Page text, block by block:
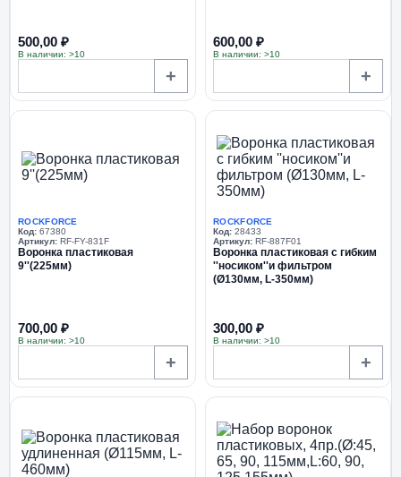
500,00 ₽
В наличии: >10
+
600,00 ₽
В наличии: >10
+
ROCKFORCE
Код: 67380
Артикул: RF-FY-831F
Воронка пластиковая
9''(225мм)
700,00 ₽
В наличии: >10
+
ROCKFORCE
Код: 28433
Артикул: RF-887F01
Воронка пластиковая с гибким
''носиком''и фильтром
(Ø130мм, L-350мм)
300,00 ₽
В наличии: >10
+